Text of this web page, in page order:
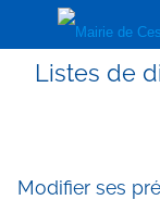
Listes de
Modifier ses